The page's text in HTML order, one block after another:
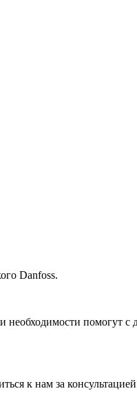
Danfoss.
помогут с
к нам за